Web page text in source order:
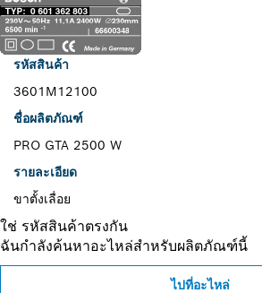
รหัสสินค้า
3601M12100
ชื่อผลิตภัณฑ์
PRO GTA 2500 W
รายละเอียด
ขาตั้งเลื่อย
ใช่ รหัสสินค้าตรงกัน
ฉันกำลังค้นหาอะไหล่สำหรับผลิตภัณฑ์นี้
ไปที่อะไหล่